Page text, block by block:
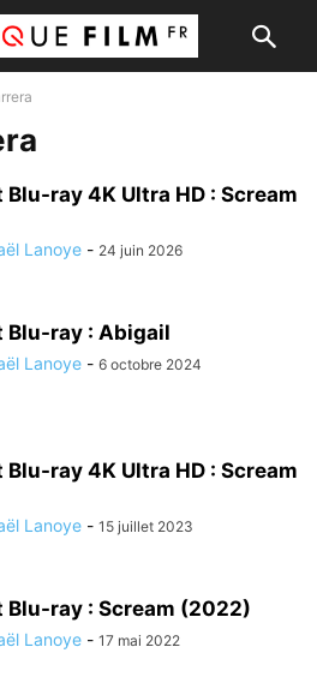
Blu-ray 4K Ultra HD : Scream
Lanoye - 24 juin 2026
Blu-ray : Abigail
Lanoye - 6 octobre 2024
Blu-ray 4K Ultra HD : Scream
Lanoye - 15 juillet 2023
Blu-ray : Scream (2022)
Lanoye - 17 mai 2022